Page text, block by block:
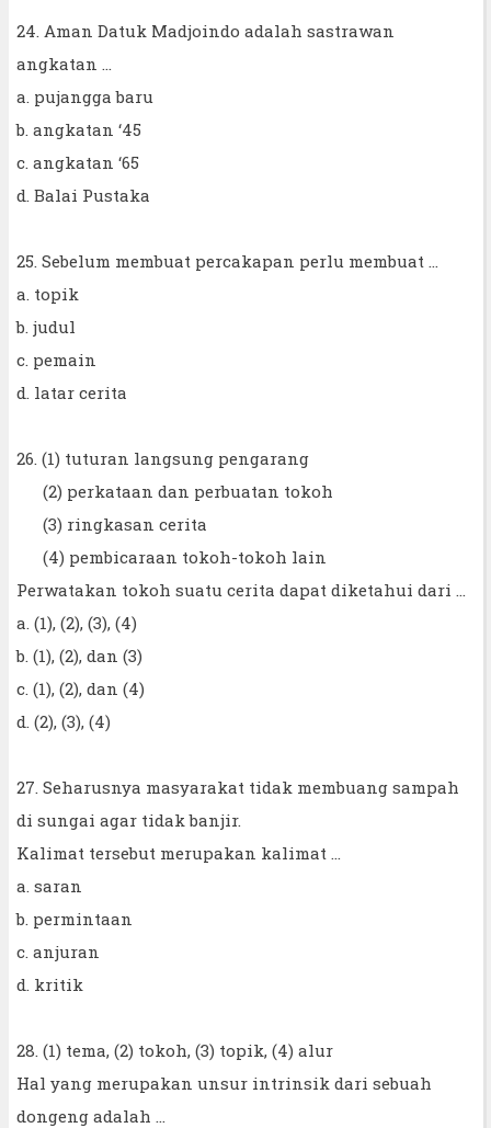
24. Aman Datuk Madjoindo adalah sastrawan
angkatan ...
a. pujangga baru
b. angkatan ‘45
c. angkatan ‘65
d. Balai Pustaka
25. Sebelum membuat percakapan perlu membuat ...
a. topik
b. judul
c. pemain
d. latar cerita
26. (1) tuturan langsung pengarang
(2) perkataan dan perbuatan tokoh
(3) ringkasan cerita
(4) pembicaraan tokoh-tokoh lain
Perwatakan tokoh suatu cerita dapat diketahui dari ...
a. (1), (2), (3), (4)
b. (1), (2), dan (3)
c. (1), (2), dan (4)
d. (2), (3), (4)
27. Seharusnya masyarakat tidak membuang sampah
di sungai agar tidak banjir.
Kalimat tersebut merupakan kalimat ...
a. saran
b. permintaan
c. anjuran
d. kritik
28. (1) tema, (2) tokoh, (3) topik, (4) alur
Hal yang merupakan unsur intrinsik dari sebuah
dongeng adalah ...